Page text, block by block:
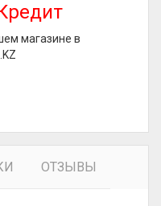
магазине в
ОТЗЫВЫ